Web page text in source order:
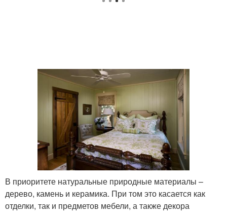
В приоритете натуральные природные материалы –
дерево, камень и керамика. При том это касается как
отделки, так и предметов мебели, а также декора